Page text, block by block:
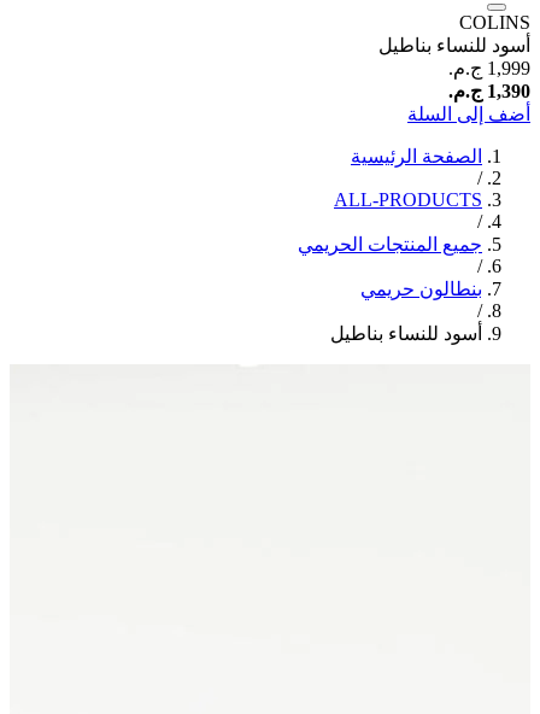
COLINS
أسود للنساء بناطيل
1,999 ج.م.‏
1,390 ج.م.‏
أضف إلى السلة
الصفحة الرئيسية
/
ALL-PRODUCTS
/
جميع المنتجات الحريمي
/
بنطالون حريمي
/
أسود للنساء بناطيل